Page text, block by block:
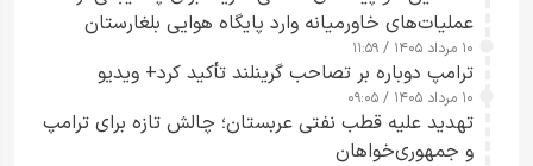
عملیات‌های خاورمیانه وارد پایگاه هوایی بلغارستان
شدند
۱۰ مرداد ۱۴۰۵ / ۱۱:۵۹
ترامپ دوباره بر تصاحب گرینلند تأکید کرد+ ویدیو
۱۰ مرداد ۱۴۰۵ / ۰۹:۰۵
تهدید علیه قطب نفتی عربستان؛ چالش تازه برای ترامپ
و جمهوری‌خواهان